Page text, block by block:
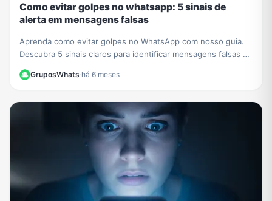
Como evitar golpes no whatsapp: 5 sinais de
alerta em mensagens falsas
Aprenda como evitar golpes no WhatsApp com nosso guia.
Descubra 5 sinais claros para identificar mensagens falsas e
proteger seus dados de criminosos.
GruposWhats·há 6 meses